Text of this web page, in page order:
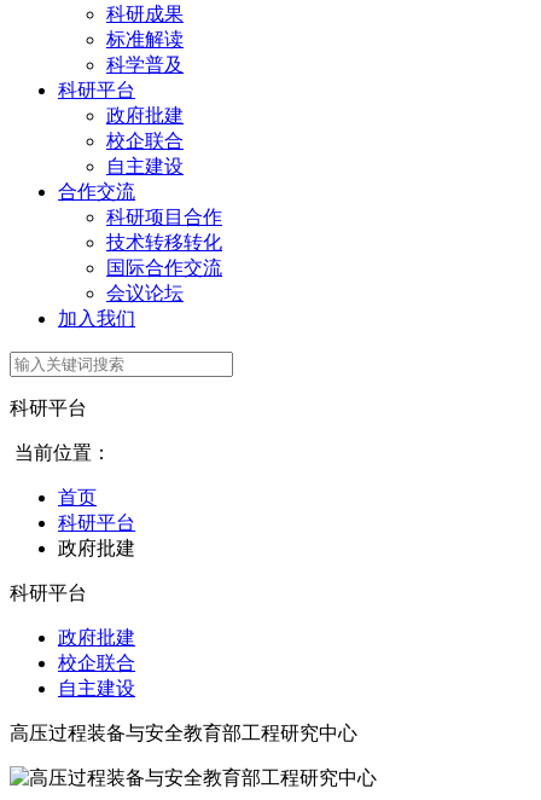
科研成果
标准解读
科学普及
科研平台
政府批建
校企联合
自主建设
合作交流
科研项目合作
技术转移转化
国际合作交流
会议论坛
加入我们
科研平台
当前位置：
首页
科研平台
政府批建
科研平台
政府批建
校企联合
自主建设
高压过程装备与安全教育部工程研究中心